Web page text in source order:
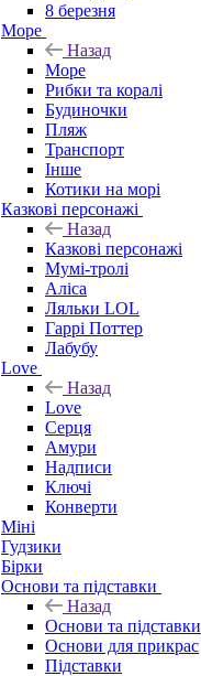
8 березня
Море
Назад
Море
Рибки та коралі
Будиночки
Пляж
Транспорт
Інше
Котики на морі
Казкові персонажі
Назад
Казкові персонажі
Мумі-тролі
Аліса
Ляльки LOL
Гаррі Поттер
Лабубу
Love
Назад
Love
Серця
Амури
Надписи
Ключі
Конверти
Міні
Гудзики
Бірки
Основи та підставки
Назад
Основи та підставки
Основи для прикрас
Підставки